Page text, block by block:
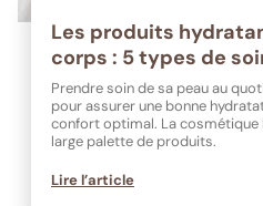
Les produits
corps : 5 types de
Prendre soin de sa peau au
pour assurer une bonne
confort optimal. La cosmétique
large palette de produits.
Lire l’article